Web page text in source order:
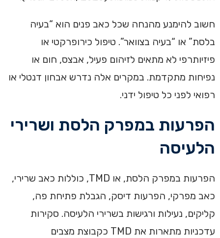
חשוב להימנע מהנחה שכל כאב פנים הוא “בעיה
בלסת” או “בעיה בצוואר”. טיפול כירופרקטי או
פיזיותרפי לא מתאים לזיהום פעיל, אבצס, חום או
נפיחות מתקדמת. במקרים אלה נדרש אבחון דנטלי או
רפואי לפני כל טיפול ידני.
הפרעות במפרק הלסת ושרירי
הלעיסה
הפרעות במפרק הלסת, או TMD, כוללות כאב שרירי,
כאב מפרקי, הפרעות דיסק, הגבלת פתיחת פה,
קליקים, נעילות ורגישות בשרירי הלעיסה. סקירות
עדכניות מתארות את TMD כקבוצת מצבים